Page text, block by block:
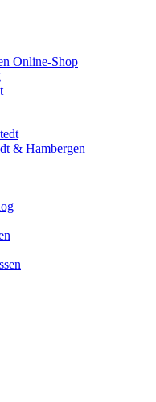
Online-Shop
& Hambergen